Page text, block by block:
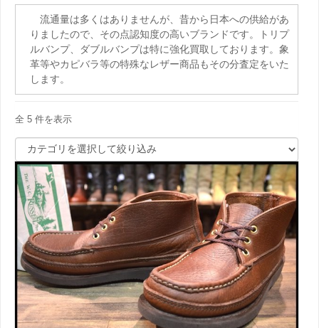
流通量は多くはありませんが、昔から日本への供給があ
りましたので、その点認知度の高いブランドです。トリプ
ルバンプ、ダブルバンプは特に強化買取しております。象
革等やカピバラ等の特殊なレザー商品もその分査定をいた
します。
全 5 件を表示